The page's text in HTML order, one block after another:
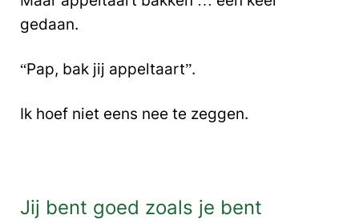
gedaan.
“Pap, bak jij appeltaart”.
Ik hoef niet eens nee te zeggen.
Jij bent goed zoals je bent